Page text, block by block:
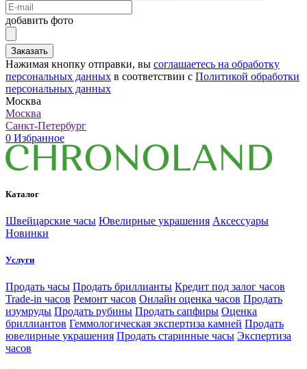
добавить фото
Заказать
Нажимая кнопку отправки, вы соглашаетесь на обработку
персональных данных в соответствии с Политикой обработки
персональных данных
Москва
Москва
Санкт-Петербург
0 Избранное
Каталог
Швейцарские часы Ювелирные украшения Аксессуары
Новинки
Услуги
Продать часы Продать бриллианты Кредит под залог часов
Trade-in часов Ремонт часов Онлайн оценка часов Продать
изумруды Продать рубины Продать сапфиры Оценка
бриллиантов Геммологическая экспертиза камней Продать
ювелирные украшения Продать старинные часы Экспертиза
часов